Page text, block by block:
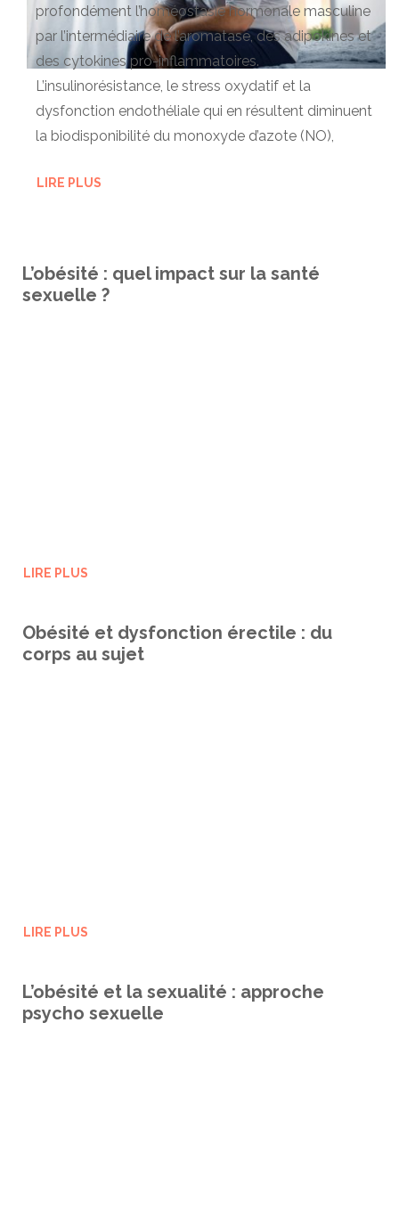
profondément l’homéostasie hormonale masculine
par l’intermédiaire de l’aromatase, des adipokines et
des cytokines pro-inflammatoires.
L’insulinorésistance, le stress oxydatif et la
dysfonction endothéliale qui en résultent diminuent
la biodisponibilité du monoxyde d’azote (NO),
LIRE PLUS
L’obésité : quel impact sur la santé
sexuelle ?
LIRE PLUS
Obésité et dysfonction érectile : du
corps au sujet
LIRE PLUS
L’obésité et la sexualité : approche
psycho sexuelle